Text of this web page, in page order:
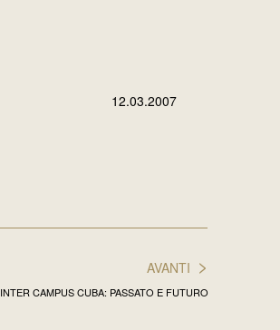
12.03.2007
>
AVANTI
INTER CAMPUS CUBA: PASSATO E FUTURO